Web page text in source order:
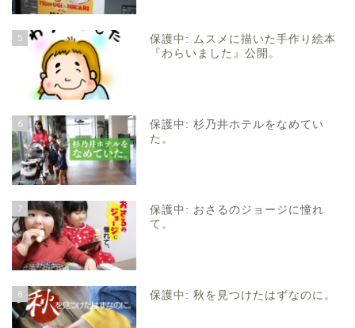
5
保護中: ムスメに描いた手作り絵本
『わらいました』公開。
6
保護中: 杉乃井ホテルをなめてい
た。
7
保護中: おさるのジョージに憧れ
て。
8 保護中: 秋を見つけたはずなのに。